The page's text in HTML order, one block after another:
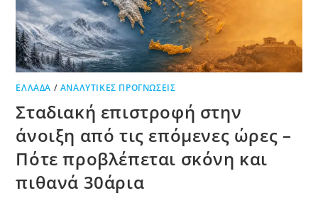
ΕΛΛΆΔΑ / ΑΝΑΛΥΤΙΚΈΣ ΠΡΟΓΝΏΣΕΙΣ
Σταδιακή επιστροφή στην
άνοιξη από τις επόμενες ώρες –
Πότε προβλέπεται σκόνη και
πιθανά 30άρια